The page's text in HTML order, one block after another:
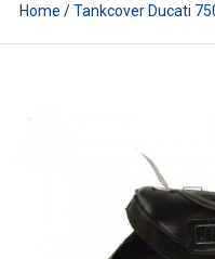
Home /Tankcover Ducati